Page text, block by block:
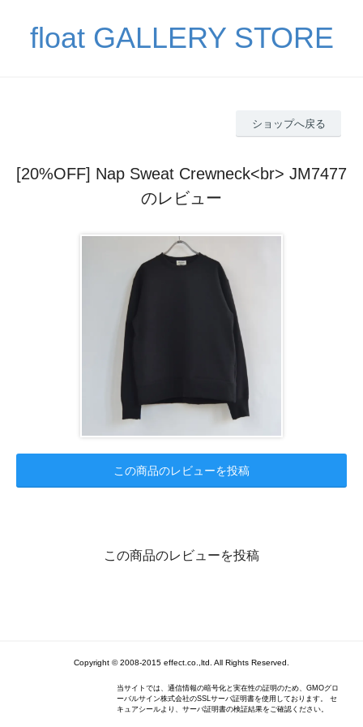
float GALLERY STORE
ショップへ戻る
[20%OFF] Nap Sweat Crewneck<br> JM7477
のレビュー
この商品のレビューを投稿
この商品のレビューを投稿
Copyright © 2008-2015 effect.co.,ltd. All Rights Reserved.
当サイトでは、通信情報の暗号化と実在性の証明のため、GMOグロ
ーバルサイン株式会社のSSLサーバ証明書を使用しております。 セ
キュアシールより、サーバ証明書の検証結果をご確認ください。